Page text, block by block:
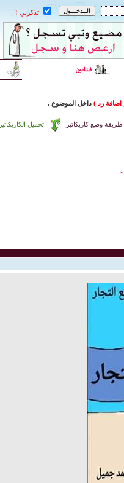
تذكرني !
اضافة رد ) داخل الموضوع .
تحميل الكاريكاتير طريقة وضع كاريكاتير